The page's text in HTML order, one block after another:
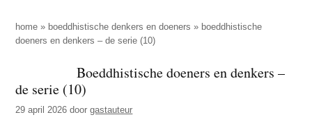
p
d
z
e
i
n
n
d
home » boeddhistische denkers en doeners » boeddhistische
doeners en denkers – de serie (10)
Boeddhistische doeners en denkers –
de serie (10)
29 april 2026 doorgastauteur